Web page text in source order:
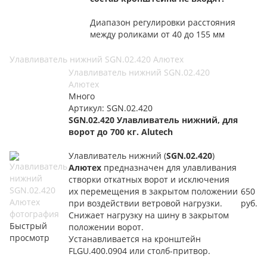
Диапазон регулировки расстояния
между роликами от 40 до 155 мм
Улавливатель нижний SGN.02.420 Алютех
Быстрый
просмотр
Улавливатель нижний SGN.02.420
Алютех
Много
Артикул: SGN.02.420
SGN.02.420 Улавливатель нижний, для
ворот до 700 кг. Alutech
Улавливатель нижний (SGN.02.420)
Алютех предназначен для улавливания
створки откатных ворот и исключения
их перемещения в закрытом положении
при воздействии ветровой нагрузки.
Снижает нагрузку на шину в закрытом
положении ворот.
Устанавливается на кронштейн
FLGU.400.0904 или столб-притвор.
650
руб.